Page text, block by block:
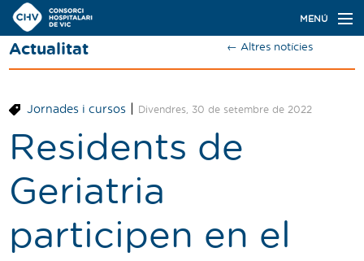
Navegació
principal
MENÚ
Actualitat
Oferta de places
Ser resident
Contacte
Actualitat ← Altres notícies
Jornades i cursos| Divendres, 30 de setembre de 2022
Residents de
Geriatria
participen en el